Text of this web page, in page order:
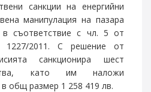
санкции на енергийни
манипулация на пазара
съответствие с чл. 5 от
2011. С решение от
санкционира шест
като им наложи
общ размер 1 258 419 лв.